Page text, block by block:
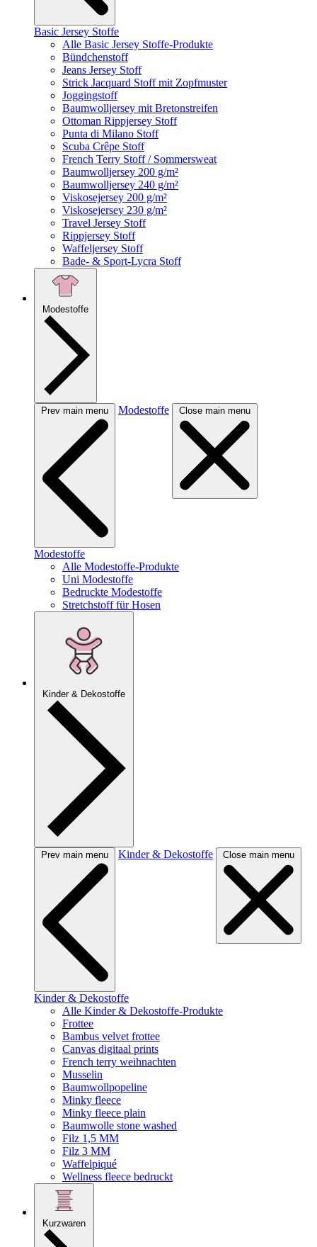
Basic Jersey Stoffe
Alle Basic Jersey Stoffe-Produkte
Bündchenstoff
Jeans Jersey Stoff
Strick Jacquard Stoff mit Zopfmuster
Joggingstoff
Baumwolljersey mit Bretonstreifen
Ottoman Rippjersey Stoff
Punta di Milano Stoff
Scuba Crêpe Stoff
French Terry Stoff / Sommersweat
Baumwolljersey 200 g/m²
Baumwolljersey 240 g/m²
Viskosejersey 200 g/m²
Viskosejersey 230 g/m²
Travel Jersey Stoff
Rippjersey Stoff
Waffeljersey Stoff
Bade- & Sport-Lycra Stoff
Modestoffe
Prev main menu Modestoffe Close main menu
Modestoffe
Alle Modestoffe-Produkte
Uni Modestoffe
Bedruckte Modestoffe
Stretchstoff für Hosen
Kinder & Dekostoffe
Prev main menu Kinder & Dekostoffe Close main menu
Kinder & Dekostoffe
Alle Kinder & Dekostoffe-Produkte
Frottee
Bambus velvet frottee
Canvas digitaal prints
French terry weihnachten
Musselin
Baumwollpopeline
Minky fleece
Minky fleece plain
Baumwolle stone washed
Filz 1,5 MM
Filz 3 MM
Waffelpiqué
Wellness fleece bedruckt
Kurzwaren